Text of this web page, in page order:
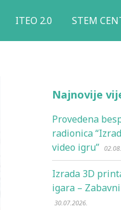
ITEO 2.0 STEM
Najnovije
Provedena
radionica
video igru”
Izrada 3D
igara –
30.07.2026.